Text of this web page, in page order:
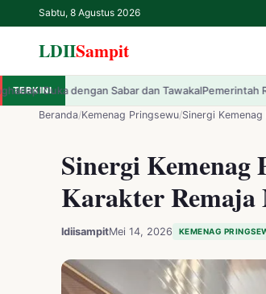
Sabtu, 8 Agustus 2026
LDIISampit
LDIISampit
Beranda
LDII
Renungan
IPTEK
TERKINI
dan TawakalPemerintah Resmi Luncurkan Tema
Beranda/Kemenag Pringsewu/Sinergi
Sinergi
Karakter Remaja
ldiisampitMei 14, 2026 KEMENAG